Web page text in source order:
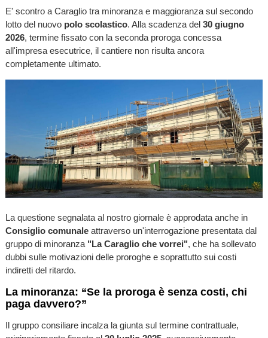
E' scontro a Caraglio tra minoranza e maggioranza sul secondo
lotto del nuovo polo scolastico. Alla scadenza del 30 giugno
2026, termine fissato con la seconda proroga concessa
all'impresa esecutrice, il cantiere non risulta ancora
completamente ultimato.
La questione segnalata al nostro giornale è approdata anche in
Consiglio comunaleattraverso un'interrogazione presentata dal
gruppo di minoranza "La Caraglio che vorrei", che ha sollevato
dubbi sulle motivazioni delle proroghe e soprattutto sui costi
indiretti del ritardo.
La minoranza: “Se la proroga è senza costi, chi
paga davvero?”
Il gruppo consiliare incalza la giunta sul termine contrattuale,